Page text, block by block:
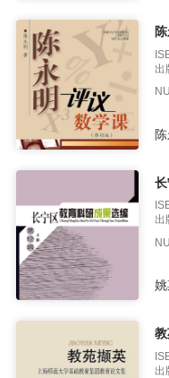
出
出
出